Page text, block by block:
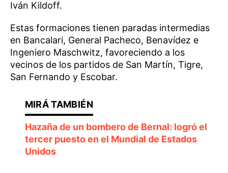
Iván Kildoff.
Estas formaciones tienen paradas intermedias
en Bancalari, General Pacheco, Benavídez e
Ingeniero Maschwitz, favoreciendo a los
vecinos de los partidos de San Martín, Tigre,
San Fernando y Escobar.
Hazaña de un bombero de Bernal: logró el
tercer puesto en el Mundial de Estados
Unidos